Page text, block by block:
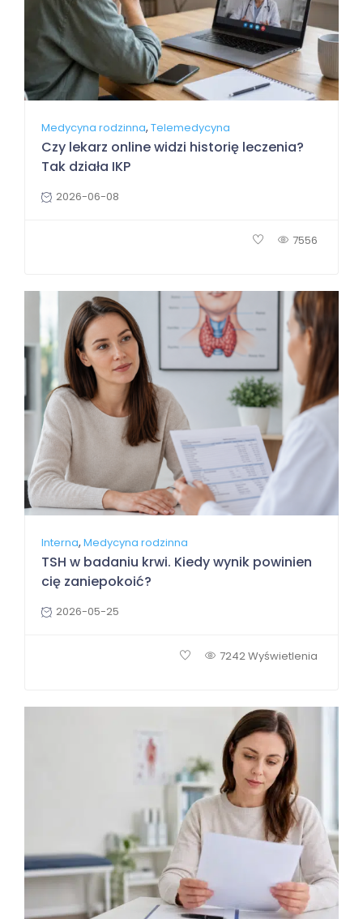
Medycyna rodzinna,Telemedycyna
Czy lekarz online widzi historię leczenia?
Tak działa IKP
2026-06-08
7556
Interna,Medycyna rodzinna
TSH w badaniu krwi. Kiedy wynik powinien
cię zaniepokoić?
2026-05-25
7242 Wyświetlenia